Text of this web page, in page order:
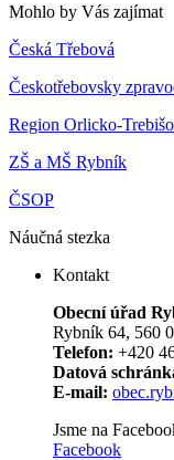
Mohlo by Vás zajímat
Česká Třebová
Českotřebovsky
Region Orlicko-
ZŠ a MŠ Rybník
ČSOP
Náučná stezka
Kontakt
Obecní úřad
Rybník 64, 560
Telefon: +420
Datová
E-mail:
Jsme na
Facebook